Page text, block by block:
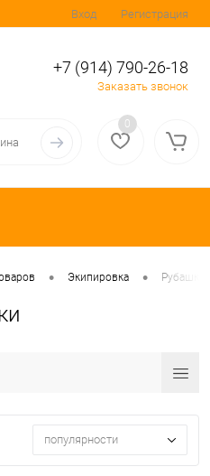
Вход Регистрация
+7 (914) 790-26-18
Заказать звонок
0
• Экипировка • Рубашки
популярности